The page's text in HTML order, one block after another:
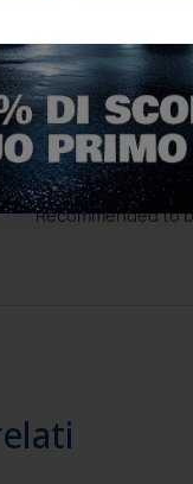
veloci e pun...
veloci e puntuali
Recommended to